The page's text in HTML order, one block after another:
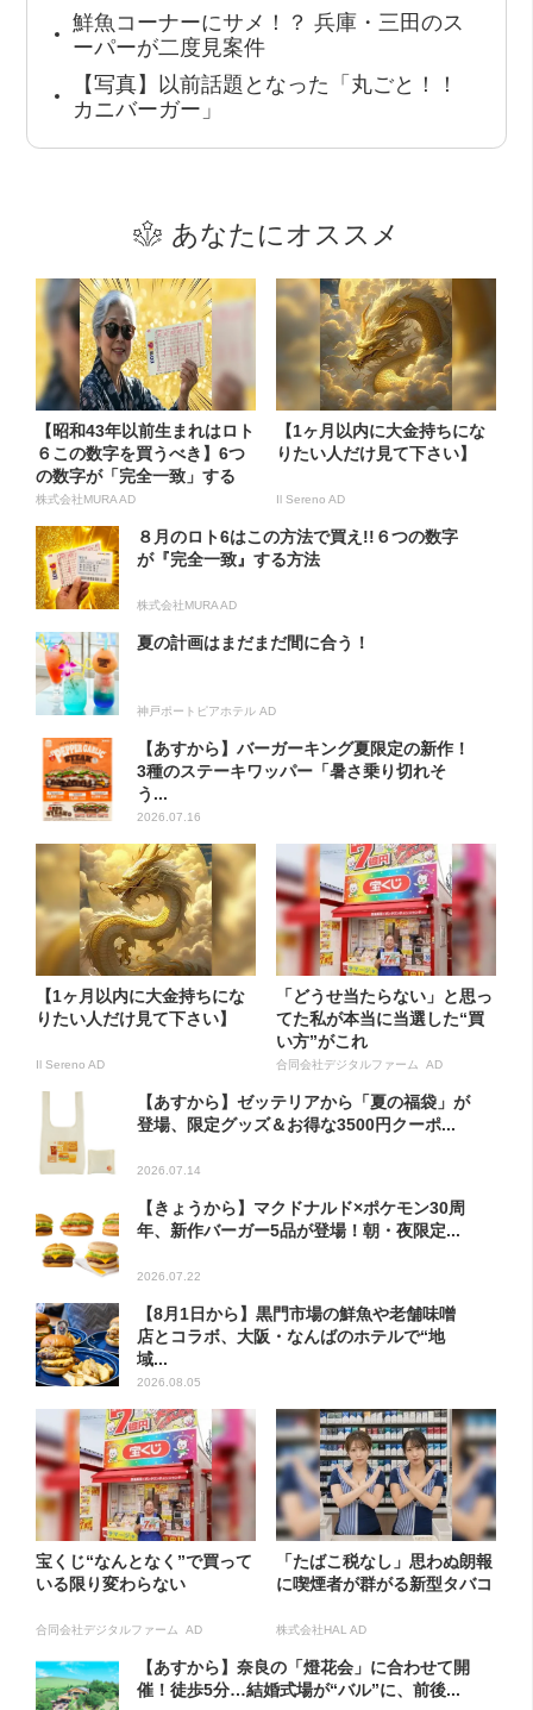
鮮魚コーナーにサメ！？ 兵庫・三田のス
ーパーが二度見案件
【写真】以前話題となった「丸ごと！！
カニバーガー」
あなたにオススメ
【昭和43年以前生まれはロト
６この数字を買うべき】6つ
の数字が「完全一致」する
方...
株式会社MURA AD
【1ヶ月以内に大金持ちにな
りたい人だけ見て下さい】
Il Sereno AD
８月のロト6はこの方法で買え!!６つの数字
が『完全一致』する方法
株式会社MURA AD
夏の計画はまだまだ間に合う！
神戸ポートピアホテル AD
【あすから】バーガーキング夏限定の新作！
3種のステーキワッパー「暑さ乗り切れそ
う...
2026.07.16
【1ヶ月以内に大金持ちにな
りたい人だけ見て下さい】
Il Sereno AD
「どうせ当たらない」と思っ
てた私が本当に当選した“買
い方”がこれ
合同会社デジタルファーム AD
【あすから】ゼッテリアから「夏の福袋」が
登場、限定グッズ＆お得な3500円クーポ...
2026.07.14
【きょうから】マクドナルド×ポケモン30周
年、新作バーガー5品が登場！朝・夜限定...
2026.07.22
【8月1日から】黒門市場の鮮魚や老舗味噌
店とコラボ、大阪・なんばのホテルで“地
域...
2026.08.05
宝くじ“なんとなく”で買って
いる限り変わらない
合同会社デジタルファーム AD
「たばこ税なし」思わぬ朗報
に喫煙者が群がる新型タバコ
株式会社HAL AD
【あすから】奈良の「燈花会」に合わせて開
催！徒歩5分…結婚式場が“バル”に、前後...